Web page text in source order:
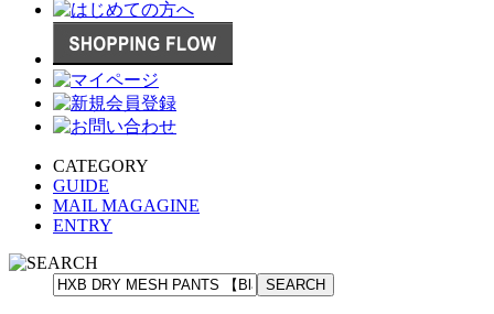
CATEGORY
GUIDE
MAIL MAGAGINE
ENTRY